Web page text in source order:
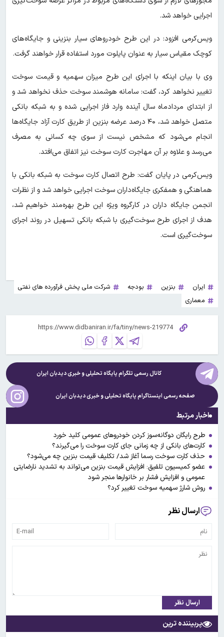
اجرایی خواهد شد.
ویس‌کرمی افزود: در این طرح خودروهای سیار بنزینی و جایگاه‌های
کوچک مقیاس سیار به عنوان پایلوت مورد استفاده قرار خواهند گرفت.
وی با بیان اینکه با اجرای این طرح میزان سهمیه و قیمت سوخت
تغییر نخواهد کرد، گفت: سامانه هوشمند سوخت حذف نخواهد شد و
از ابتدای مردادماه سال آینده وارد فاز اجرایی شده و به شبکه بانکی
متصل خواهد شد، ۴۰ درصد عرضه بنزین از طریق کارت آزاد جایگاه‌ها
انجام می‌شود که مشخص نیست از سوی چه کسانی به مصرف
می‌رسد و علاوه بر آن مهاجرت کارت سوخت نیز اتفاق می‌افتد.
ویس‌کرمی در پایان گفت: طرح اتصال کارت سوخت به شبکه بانکی با
هماهنگی و همفکری جایگاه‌داران سوخت اجرایی خواهد شد و از نظرات
انجمن جایگاه داران در کارگروه ویژه این طرح بهره‌مند خواهیم شد،
هدف از اجرای طرح سوخت‌گیری با شبکه بانکی تسهیل در روند اجرای
سوخت‌گیری است.
ایران بنزین بودجه
شرکت ملی پخش فرآورده های نفتی
معماری
کانال رسمی تلگرام پایگاه تحلیلی و خبریدیدبان ایران
صفحه رسمی اینستاگرام پایگاه تحلیلی و خبریدیدبان ایران
اخبار مرتبط
طرح رایگان دوگانه‌سوز کردن خودروهای عمومی کلید خورد
کارت‌های بانکی از چه زمانی جای کارت سوخت را می‌گیرند؟
حذف کارت سوخت رسما آغاز شد/ تکلیف قیمت بنزین چه می‌شود؟
عضو کمیسیون تلفیق: افزایش قیمت بنزین می‌تواند به تشدید نارضایتی
عمومی و افزایش فشار بر خانوارها منجر شود
روش شارژ سهمیه سوخت تغییر کرد؟
ارسال نظر
ارسال نظر
پربیننده ترین